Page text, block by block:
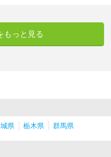
もっと見る
県 栃木県 群馬県